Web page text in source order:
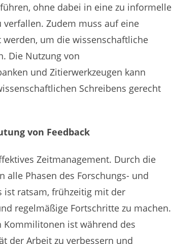
ohne dabei in eine zu informelle
Zudem muss auf eine
um die wissenschaftliche
Die Nutzung von
und Zitierwerkzeugen kann
Schreibens gerecht
von Feedback
Zeitmanagement. Durch die
alle Phasen des Forschungs- und
ist ratsam, frühzeitig mit der
regelmäßige Fortschritte zu machen.
Kommilitonen ist während des
der Arbeit zu verbessern und